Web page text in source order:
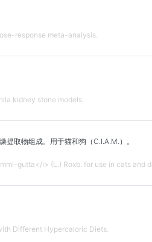
response meta-analysis.
kidney stone models.
取物组成。用于猫和狗（C.I.A.M.）。
gutta</i> (L.) Roxb. for use in cats and
Different Hypercaloric Diets.